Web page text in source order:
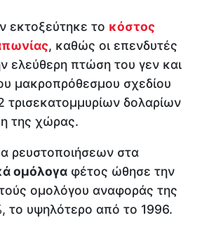
εκτοξεύτηκε το κόστος
, καθώς οι επενδυτές
ελεύθερη πτώση του γεν και
μακροπρόθεσμου σχεδίου
δολαρίων
της χώρας.
ρευστοποιήσεων στα
ομόλογα φέτος ώθησε την
ομολόγου αναφοράς της
το υψηλότερο από το 1996.